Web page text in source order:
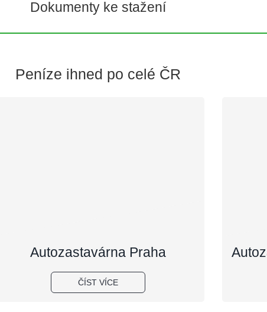
Dokumenty ke stažení
Peníze ihned po celé ČR
Autozastavárna Praha
ČÍST VÍCE